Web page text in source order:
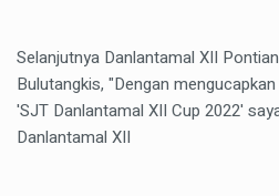
Selanjutnya Danlantamal XII
Bulutangkis, "Dengan
'SJT Danlantamal XII Cup 2022'
Danlantamal XII